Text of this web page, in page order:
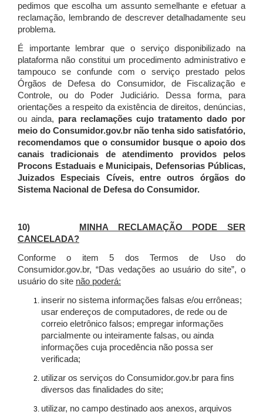
pedimos que escolha um assunto semelhante e efetuar a
reclamação, lembrando de descrever detalhadamente seu
problema.
É importante lembrar que o serviço disponibilizado na
plataforma não constitui um procedimento administrativo e
tampouco se confunde com o serviço prestado pelos
Órgãos de Defesa do Consumidor, de Fiscalização e
Controle, ou do Poder Judiciário. Dessa forma, para
orientações a respeito da existência de direitos, denúncias,
ou ainda, para reclamações cujo tratamento dado por
meio do Consumidor.gov.br não tenha sido satisfatório,
recomendamos que o consumidor busque o apoio dos
canais tradicionais de atendimento providos pelos
Procons Estaduais e Municipais, Defensorias Públicas,
Juizados Especiais Cíveis, entre outros órgãos do
Sistema Nacional de Defesa do Consumidor.
10)
MINHA RECLAMAÇÃO PODE SER
CANCELADA?
Conforme o item 5 dos Termos de Uso do
Consumidor.gov.br, “Das vedações ao usuário do site”, o
usuário do site não poderá:
inserir no sistema informações falsas e/ou errôneas;
usar endereços de computadores, de rede ou de
correio eletrônico falsos; empregar informações
parcialmente ou inteiramente falsas, ou ainda
informações cuja procedência não possa ser
verificada;
utilizar os serviços do Consumidor.gov.br para fins
diversos das finalidades do site;
utilizar, no campo destinado aos anexos, arquivos